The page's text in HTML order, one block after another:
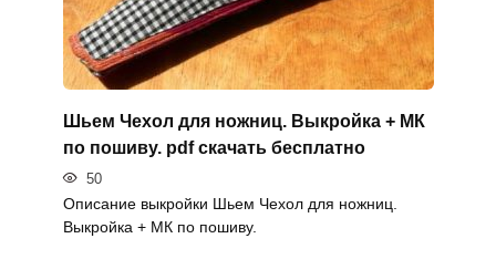
Шьем Чехол для ножниц. Выкройка + МК
по пошиву. pdf скачать бесплатно
50
Описание выкройки Шьем Чехол для ножниц.
Выкройка + МК по пошиву.